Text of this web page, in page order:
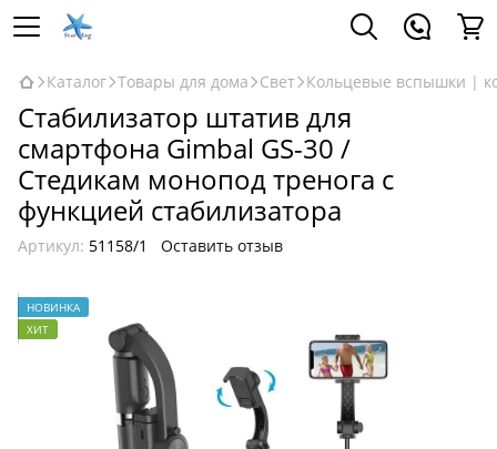
Каталог Товары для дома Свет Кольцевые вспышки |
Стабилизатор штатив для
смартфона Gimbal GS-30 /
Стедикам монопод тренога с
функцией стабилизатора
Артикул: 51158/1 Оставить отзыв
НОВИНКА
ХИТ